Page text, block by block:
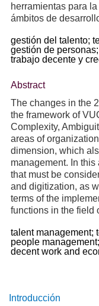
herramientas para
ámbitos de
gestión del talento;
gestión de personas;
trabajo decente y
Abstract
The changes in the
the framework of
Complexity,
areas of
dimension, which
management. In
that must be
and digitization, as
terms of the
functions in the field
talent management;
people management;
decent work and
Introducción